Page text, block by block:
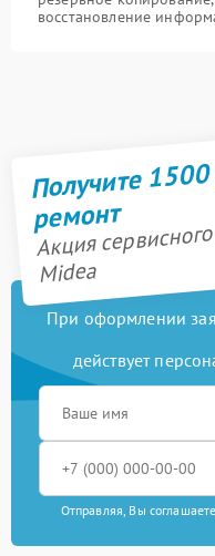
восстановление
Получите
ремонт
Акция
Midea
При оформлении
действует
Отправляя, Вы